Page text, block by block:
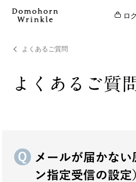
ロ
よくあるご質問
よくあるご質
メールが届かない
ン指定受信の設定